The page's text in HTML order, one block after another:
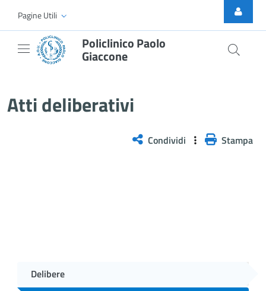
Skip to Main Content
Pagine Utili
Policlinico Paolo
Giaccone
Atti deliberativi
Condividi Stampa
Delibere